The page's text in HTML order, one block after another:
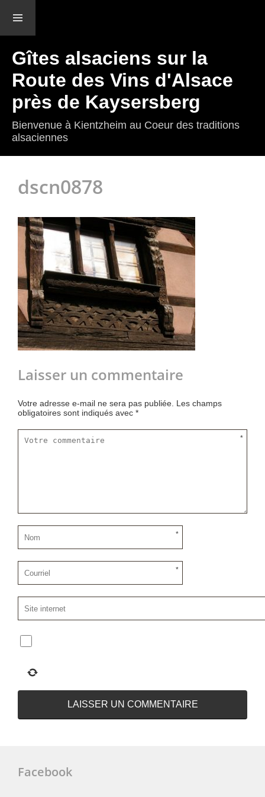
widgets
Gîtes alsaciens sur la
Route des Vins d'Alsace
près de Kaysersberg
Bienvenue à Kientzheim au Coeur des traditions
alsaciennes
dscn0878
Laisser un commentaire
Votre adresse e-mail ne sera pas publiée. Les champs
obligatoires sont indiqués avec *
*
*
*
Facebook